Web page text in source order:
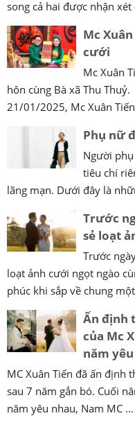
song cả hai được nhận xét
Mc
cưới
Mc Xuân
hôn cùng Bà xã Thu
21/01/2025, Mc Xuân
Phụ nữ
Người
tiêu chí
lãng mạn. Dưới đây là
Trước
sẻ loạt
Trước
loạt ảnh cưới ngọt ngào
phúc khi sắp về chung
Ấn định
của Mc
năm yêu
MC Xuân Tiến đã ấn định
sau 7 năm gắn bó. Cuối
năm yêu nhau, Nam MC ...